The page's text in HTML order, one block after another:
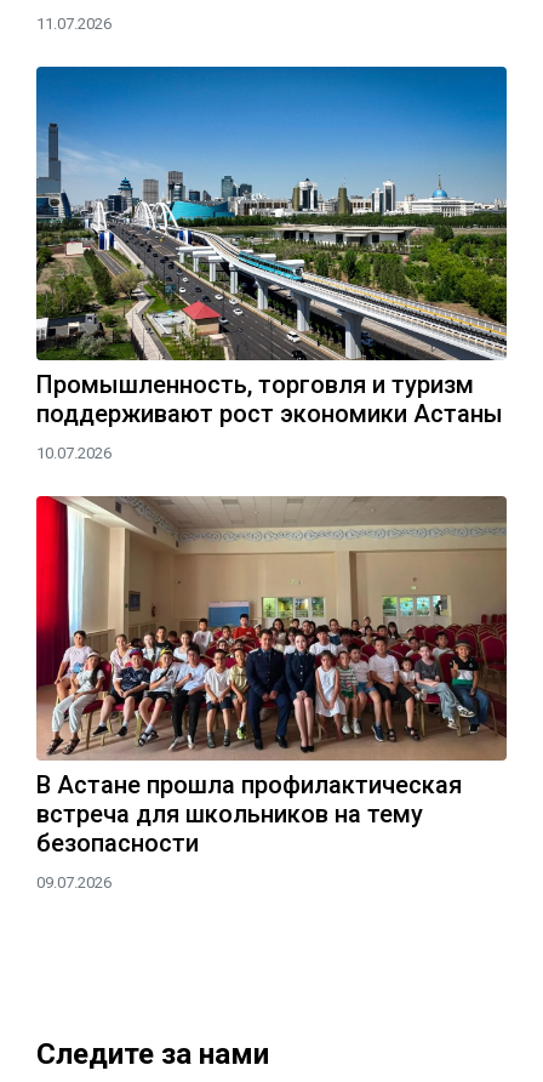
11.07.2026
Промышленность, торговля и туризм
поддерживают рост экономики Астаны
10.07.2026
В Астане прошла профилактическая
встреча для школьников на тему
безопасности
09.07.2026
Следите за нами